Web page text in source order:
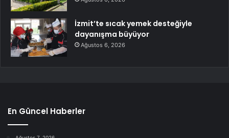
İzmit’te sıcak yemek desteğiyle
dayanışma büyüyor
Ağustos 6, 2026
En Güncel Haberler